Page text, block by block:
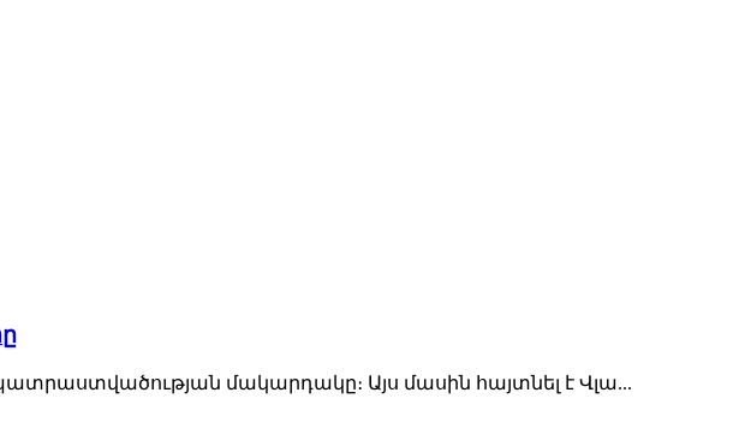
մակարդակը։ Այս մասին հայտնել է Վլա...